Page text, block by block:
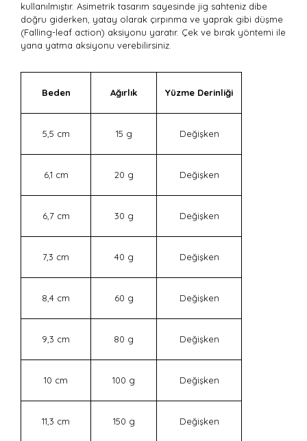
kullanılmıştır. Asimetrik tasarım sayesinde jig sahteniz dibe
doğru giderken, yatay olarak çırpınma ve yaprak gibi düşme
(Falling-leaf action) aksiyonu yaratır. Çek ve bırak yöntemi ile
yana yatma aksiyonu verebilirsiniz.
Beden Ağırlık Yüzme Derinliği
5,5 cm 15 g Değişken
6,1 cm 20 g Değişken
6,7 cm 30 g Değişken
7,3 cm 40 g Değişken
8,4 cm 60 g Değişken
9,3 cm 80 g Değişken
10 cm 100 g Değişken
11,3 cm 150 g Değişken